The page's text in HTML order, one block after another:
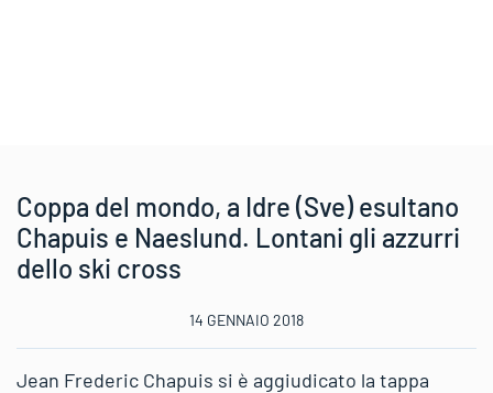
Coppa del mondo, a Idre (Sve) esultano
Chapuis e Naeslund. Lontani gli azzurri
dello ski cross
14 GENNAIO 2018
Jean Frederic Chapuis si è aggiudicato la tappa